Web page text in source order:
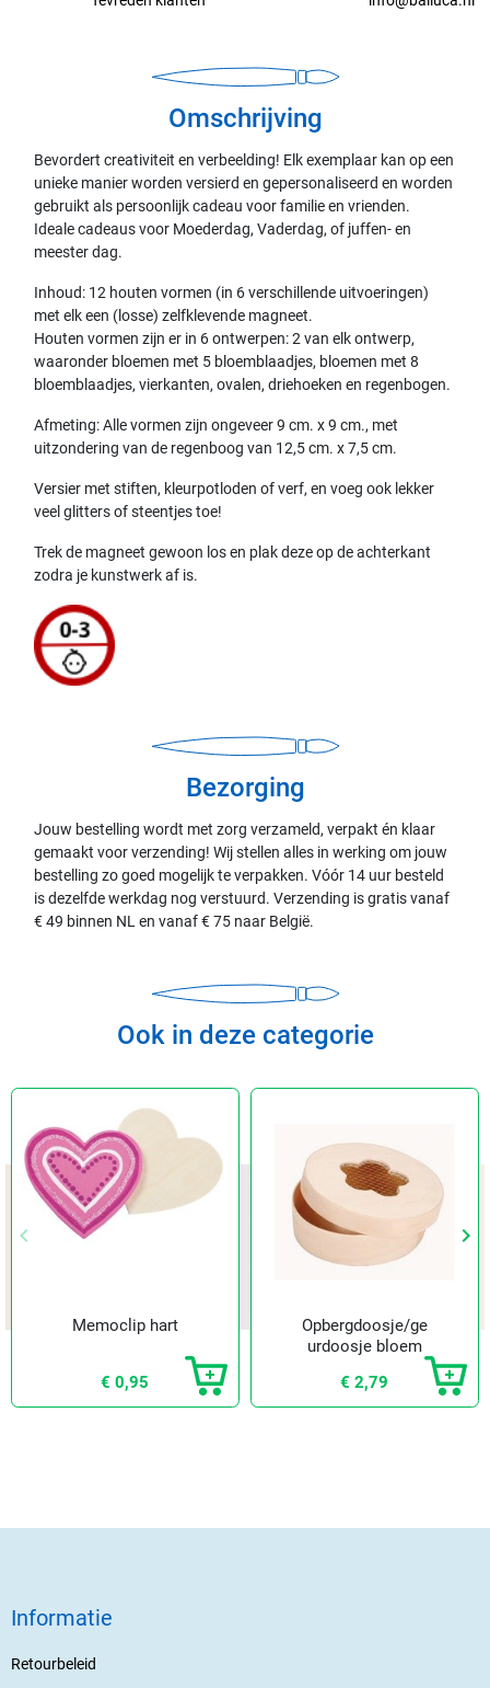
Omschrijving
Bevordert creativiteit en verbeelding! Elk exemplaar kan op een
unieke manier worden versierd en gepersonaliseerd en worden
gebruikt als persoonlijk cadeau voor familie en vrienden.
Ideale cadeaus voor Moederdag, Vaderdag, of juffen- en
meester dag.
Inhoud: 12 houten vormen (in 6 verschillende uitvoeringen)
met elk een (losse) zelfklevende magneet.
Houten vormen zijn er in 6 ontwerpen: 2 van elk ontwerp,
waaronder bloemen met 5 bloemblaadjes, bloemen met 8
bloemblaadjes, vierkanten, ovalen, driehoeken en regenbogen.
Afmeting: Alle vormen zijn ongeveer 9 cm. x 9 cm., met
uitzondering van de regenboog van 12,5 cm. x 7,5 cm.
Versier met stiften, kleurpotloden of verf, en voeg ook lekker
veel glitters of steentjes toe!
Trek de magneet gewoon los en plak deze op de achterkant
zodra je kunstwerk af is.
Bezorging
Jouw bestelling wordt met zorg verzameld, verpakt én klaar
gemaakt voor verzending! Wij stellen alles in werking om jouw
bestelling zo goed mogelijk te verpakken. Vóór 14 uur besteld
is dezelfde werkdag nog verstuurd. Verzending is gratis vanaf
€ 49 binnen NL en vanaf € 75 naar België.
Ook in deze categorie
Vorige
keyboard_arrow_left keyboard_arrow_right
Memoclip hart
€ 0,95
Opbergdoosje/ge
urdoosje bloem
€ 2,79
Informatie
Retourbeleid